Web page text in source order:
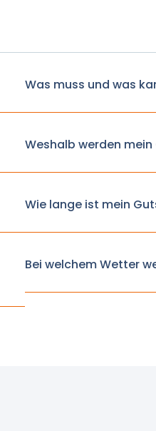
Was muss und was
Weshalb werden
Wie lange ist mein
Bei welchem Wetter